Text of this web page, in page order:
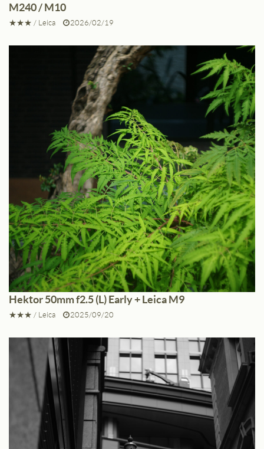
M240 / M10
★★★ / Leica 2026/02/19
Hektor 50mm f2.5 (L) Early + Leica M9
★★★ / Leica 2025/09/20